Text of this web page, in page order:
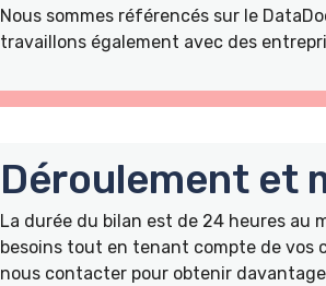
Nous sommes référencés sur le
travaillons également avec des
Déroulement et
La durée du bilan est de 24 heures au
besoins tout en tenant compte de vos
nous contacter pour obtenir